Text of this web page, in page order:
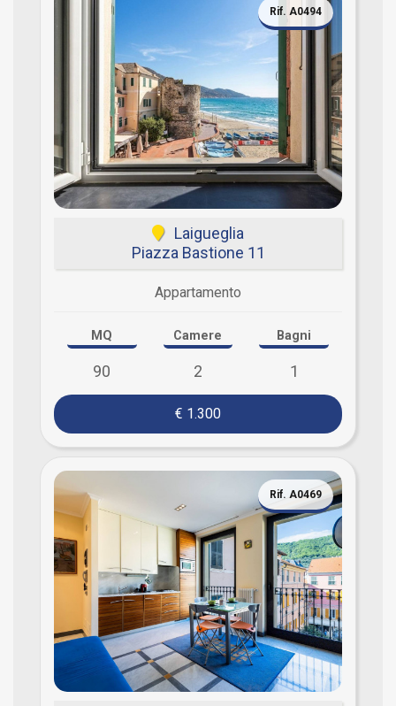
Rif. A0494
Laigueglia
Piazza Bastione 11
Appartamento
MQ
90
Camere
2
Bagni
1
€ 1.300
Rif. A0469